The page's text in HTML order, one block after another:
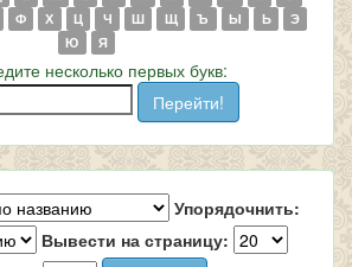
Ф Х Ц Ч Ш Щ Ъ Ы Ь
Э
Ю
Я
несколько первых букв:
Упорядочнить:
Вывести на страницу: